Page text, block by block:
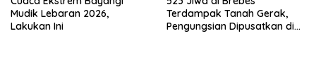
Mudik Lebaran 2026,
Lakukan Ini
Terdampak Tanah Gerak,
Pengungsian Dipusatkan di